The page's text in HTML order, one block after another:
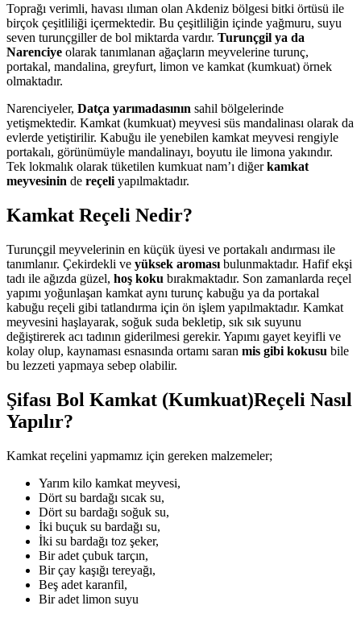
Toprağı verimli, havası ılıman olan Akdeniz bölgesi bitki örtüsü ile
birçok çeşitliliği içermektedir. Bu çeşitliliğin içinde yağmuru, suyu
seven turunçgiller de bol miktarda vardır. Turunçgil ya da
Narenciye olarak tanımlanan ağaçların meyvelerine turunç,
portakal, mandalina, greyfurt, limon ve kamkat (kumkuat) örnek
olmaktadır.
Narenciyeler, Datça yarımadasının sahil bölgelerinde
yetişmektedir. Kamkat (kumkuat) meyvesi süs mandalinası olarak da
evlerde yetiştirilir. Kabuğu ile yenebilen kamkat meyvesi rengiyle
portakalı, görünümüyle mandalinayı, boyutu ile limona yakındır.
Tek lokmalık olarak tüketilen kumkuat nam’ı diğerkamkat
meyvesinin de reçeli yapılmaktadır.
Kamkat Reçeli Nedir?
Turunçgil meyvelerinin en küçük üyesi ve portakalı andırması ile
tanımlanır. Çekirdekli ve yüksek aroması bulunmaktadır. Hafif ekşi
tadı ile ağızda güzel, hoş koku bırakmaktadır. Son zamanlarda reçel
yapımı yoğunlaşan kamkat aynı turunç kabuğu ya da portakal
kabuğu reçeli gibi tatlandırma için ön işlem yapılmaktadır. Kamkat
meyvesini haşlayarak, soğuk suda bekletip, sık sık suyunu
değiştirerek acı tadının giderilmesi gerekir. Yapımı gayet keyifli ve
kolay olup, kaynaması esnasında ortamı saran mis gibi kokusu bile
bu lezzeti yapmaya sebep olabilir.
Şifası Bol Kamkat (Kumkuat)Reçeli Nasıl
Yapılır?
Kamkat reçelini yapmamız için gereken malzemeler;
Yarım kilo kamkat meyvesi,
Dört su bardağı sıcak su,
Dört su bardağı soğuk su,
İki buçuk su bardağı su,
İki su bardağı toz şeker,
Bir adet çubuk tarçın,
Bir çay kaşığı tereyağı,
Beş adet karanfil,
Bir adet limon suyu